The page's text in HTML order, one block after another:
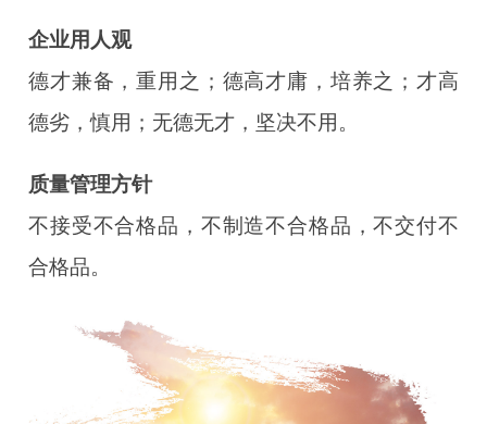
企业用人观
德才兼备，重用之；德高才庸，培养之；才高
德劣，慎用；无德无才，坚决不用。
质量管理方针
不接受不合格品，不制造不合格品，不交付不
合格品。